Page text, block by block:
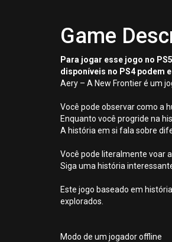
Game
Para jogar esse jogo no
disponíveis no PS4 podem
Aery – A New Frontier é um
Você pode observar como a
Enquanto você progride na
A história em si fala sobre
Você pode literalmente voar
Siga uma história
Este jogo baseado em
explorados.
Modo de um jogador offline